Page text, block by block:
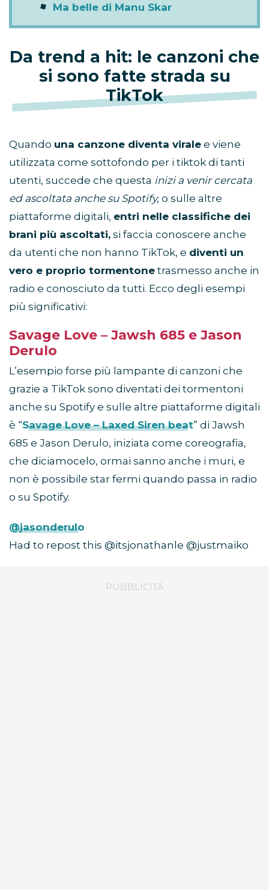
Ma belle di Manu Skar
Da trend a hit: le canzoni che
si sono fatte strada su
TikTok
Quando una canzone diventa virale e viene
utilizzata come sottofondo per i tiktok di tanti
utenti, succede che questa inizi a venir cercata
ed ascoltata anche su Spotify, o sulle altre
piattaforme digitali, entri nelle classifiche dei
brani più ascoltati, si faccia conoscere anche
da utenti che non hanno TikTok, e diventi un
vero e proprio tormentone trasmesso anche in
radio e conosciuto da tutti. Ecco degli esempi
più significativi:
Savage Love – Jawsh 685 e Jason
Derulo
L’esempio forse più lampante di canzoni che
grazie a TikTok sono diventati dei tormentoni
anche su Spotify e sulle altre piattaforme digitali
è “Savage Love – Laxed Siren beat” di Jawsh
685 e Jason Derulo, iniziata come coreografia,
che diciamocelo, ormai sanno anche i muri, e
non è possibile star fermi quando passa in radio
o su Spotify.
@jasonderulo
Had to repost this @itsjonathanle @justmaiko